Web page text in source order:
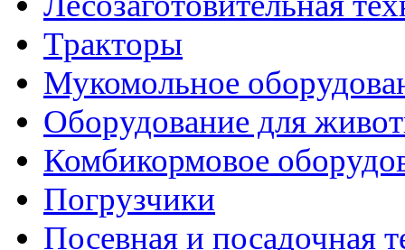
Тракторы
Мукомольное
Оборудование для
Комбикормовое
Погрузчики
Посевная и посадочная